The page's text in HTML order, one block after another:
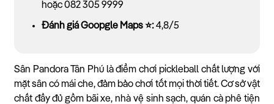
hoặc 082 305 9999
Đánh giá Goopgle Maps ⭐:4,8/5
Sân Pandora Tân Phú là điểm chơi pickleball chất lượng với
mặt sân có mái che, đảm bảo chơi tốt mọi thời tiết. Cơ sở vật
chất đầy đủ gồm bãi xe, nhà vệ sinh sạch, quán cà phê tiện